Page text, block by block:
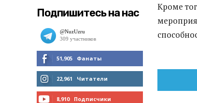
Подпишитесь на нас
51,905 Фанаты
МНЕ НРАВИТСЯ
22,961 Читатели
8,910 Подписчики
Кроме